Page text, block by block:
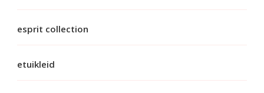
esprit collection
etuikleid